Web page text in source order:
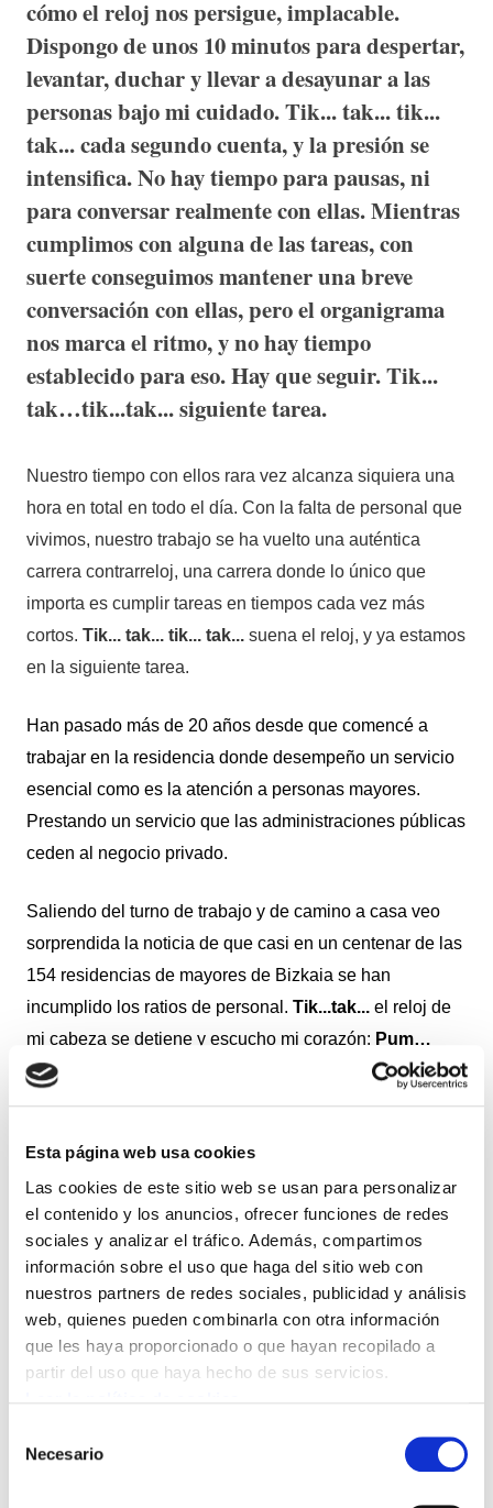
Esta página web usa cookies
Las cookies de este sitio web se usan para personalizar
el contenido y los anuncios, ofrecer funciones de redes
sociales y analizar el tráfico. Además, compartimos
información sobre el uso que haga del sitio web con
nuestros partners de redes sociales, publicidad y análisis
web, quienes pueden combinarla con otra información
que les haya proporcionado o que hayan recopilado a
partir del uso que haya hecho de sus servicios.
Necesario
cómo el reloj nos persigue, implacable.
Dispongo de unos 10 minutos para despertar,
levantar, duchar y llevar a desayunar a las
personas bajo mi cuidado. Tik... tak... tik...
tak... cada segundo cuenta, y la presión se
intensifica. No hay tiempo para pausas, ni
para conversar realmente con ellas. Mientras
cumplimos con alguna de las tareas, con
suerte conseguimos mantener una breve
conversación con ellas, pero el organigrama
nos marca el ritmo, y no hay tiempo
establecido para eso. Hay que seguir. Tik...
tak…tik...tak... siguiente tarea.
Nuestro tiempo con ellos rara vez alcanza siquiera una
hora en total en todo el día. Con la falta de personal que
vivimos, nuestro trabajo se ha vuelto una auténtica
carrera contrarreloj, una carrera donde lo único que
importa es cumplir tareas en tiempos cada vez más
cortos. Tik... tak... tik... tak... suena el reloj, y ya estamos
en la siguiente tarea.
Han pasado más de 20 años desde que comencé a
trabajar en la residencia donde desempeño un servicio
esencial como es la atención a personas mayores.
Prestando un servicio que las administraciones públicas
ceden al negocio privado.
Saliendo del turno de trabajo y de camino a casa veo
sorprendida la noticia de que casi en un centenar de las
154 residencias de mayores de Bizkaia se han
incumplido los ratios de personal. Tik...tak... el reloj de
mi cabeza se detiene y escucho mi corazón: Pum…
pum... pum…pum...
En ese instante con rabia, pero con
mucho orgullo, recuerdo los más de 600 días de huelga
condiciones de trabajo por un cambio de modelo y por
la mejora de la ratio.Pum...pum...pum...pum...¿Por fin
Diputación nos ha escuchado?... Por desgracia, la
noticia que comienzo a leer no es lo que parece...todo
sigue igual.
Pum, pum, pum...pum...Cada vez más indignada,
aprecio en la noticia que para nada se habla de la
usuarias, familiares y trabajadoras. No mencionan el